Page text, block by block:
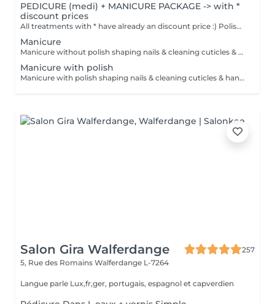
PEDICURE (medi) + MANICURE PACKAGE -> with *
discount prices
All treatments with * have already an discount price :) Polish = normal polish, which one you can easily take off with dissolute. Stay 2-4 days for hands, 1 month for feet and take 30min to dry. Semi = we dry it under a LEDlight and should be taken off in the salon (removing is included in the price). Stay -> till 3 weeks for hands, 4-5 weeks for feet and will be dry immediately. Can damage your nails by doing it to offen without a break.
Manicure
Manicure without polish shaping nails & cleaning cuticles & hand massage
Manicure with polish
Manicure with polish shaping nails & cleaning cuticles & hand massage Polish = normal polish, which one you can easily take off with dissolute. Stay 2-4 days for hands, 1 month for feet and take 30min to dry. Semi = we dry it under a LEDlight and should be taken off in the salon (removing is included in the price by PB). Stay -> till 3 weeks for hands, 4-5 weeks for feet and will be dry immediately. Can damage your nails by doing it to offen without a break
Salon Gira Walferdange
257
5, Rue des Romains Walferdange L-7264
Langue parle Lux,fr,ger, portugais, espagnol et capverdien